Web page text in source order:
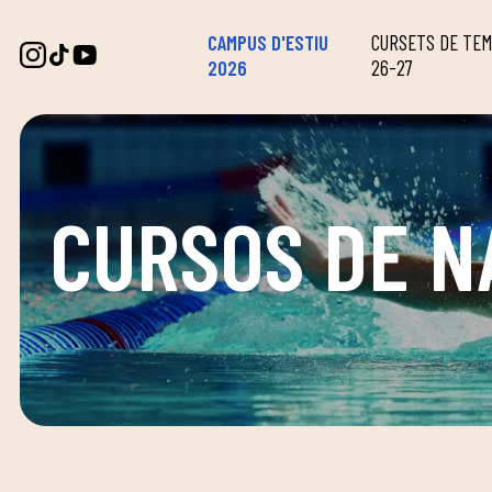
CAMPUS D'ESTIU
2026
CURSETS DE
26-27
CURSOS DE